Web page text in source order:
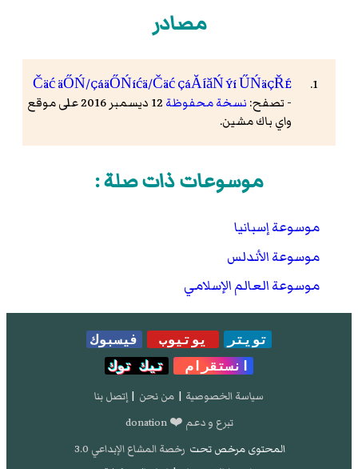
مصادر
Čäć äŐŃ/ÇáäŐŃíćä/Čäć ÇáĂÍăŃ Ýí ŰŃäÇŘÉ
- تصفح: نسخة محفوظة
12 ديسمبر 2016 على موقع
واي باك مشين.
موسوعات ذات صلة :
موسوعة إسبانيا
موسوعة الأندلس
موسوعة العالم الإسلامي
تويتر يوتيوب
فيسبوك
انستقرام
تيك توك
سياسة الخصوصية | من نحن | إتصل بنا
تبرع و دعم ❤️ donation
المحتوى مرخص تحت رخصة المشاع الإبداعي 3.0